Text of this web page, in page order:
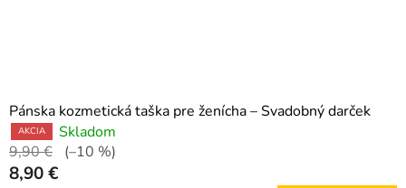
Pánska kozmetická taška pre ženícha – Svadobný darček
AKCIA
Skladom
9,90 €
(–10 %)
8,90 €